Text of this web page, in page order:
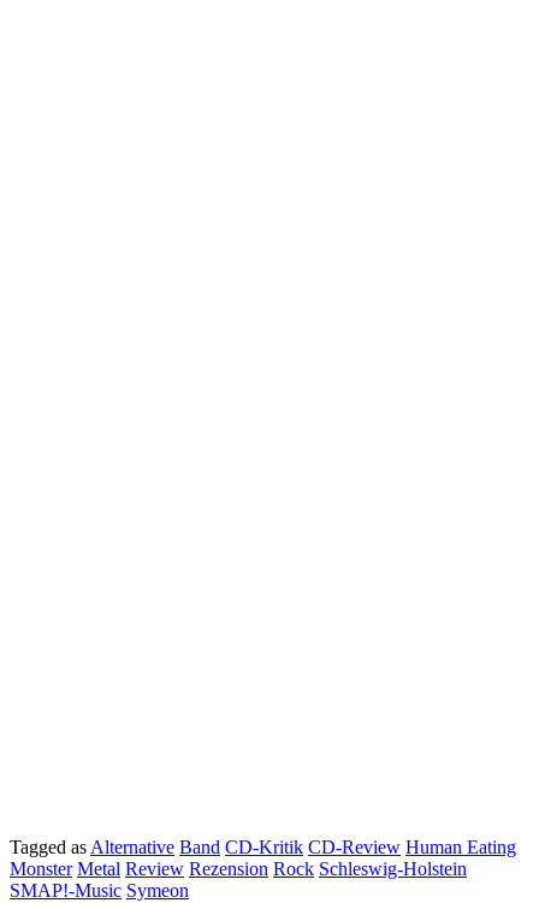
Tagged as Alternative Band CD-Kritik CD-Review Human Eating
Monster Metal Review Rezension Rock Schleswig-Holstein
SMAP!-Music Symeon